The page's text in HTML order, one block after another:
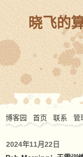
晓飞的
博客园 首页 联系 管
2024年11月22日